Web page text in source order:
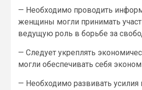
— Необходимо проводить
женщины могли принимать
ведущую роль в борьбе за
— Следует укреплять
могли обеспечивать себя
— Необходимо развивать